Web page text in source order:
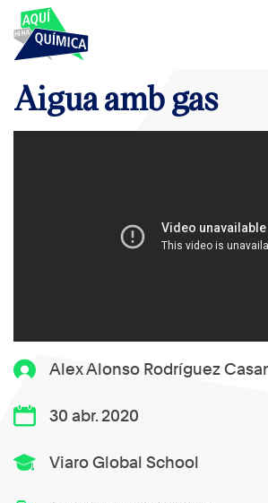
Alex Alonso Rodríguez
30 abr. 2020
Viaro Global School
Aigua amb gas